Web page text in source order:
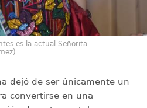
es la actual Señorita
dejó de ser únicamente un
convertirse en una